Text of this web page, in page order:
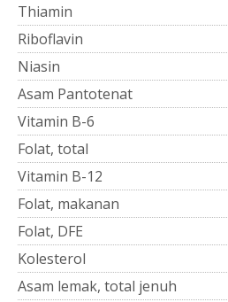
Thiamin
Riboflavin
Niasin
Asam Pantotenat
Vitamin B-6
Folat, total
Vitamin B-12
Folat, makanan
Folat, DFE
Kolesterol
Asam lemak, total jenuh